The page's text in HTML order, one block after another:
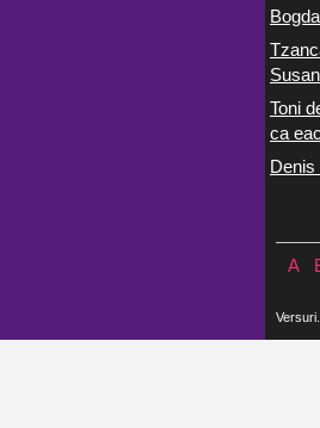
Toni
ca
Denis
A